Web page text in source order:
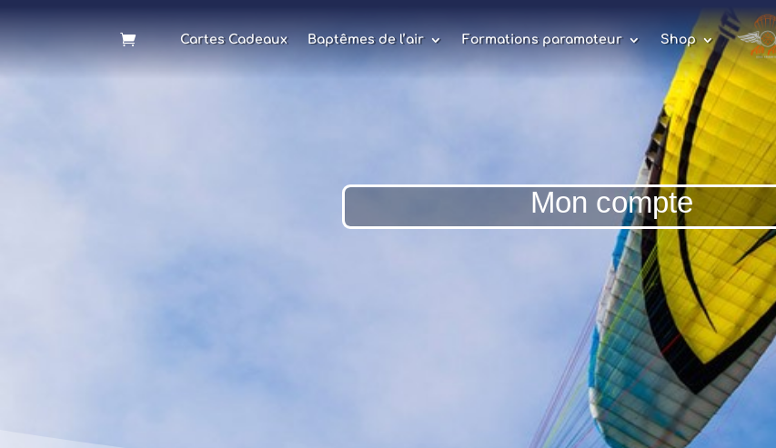
Cartes Cadeaux Baptêmes de l’air Formations paramoteur Shop
Mon compte